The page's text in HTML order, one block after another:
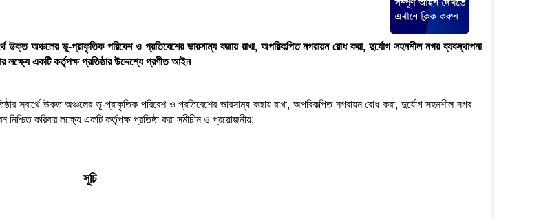
উক্ত অঞ্চলের ভূ-প্রাকৃতিক পরিবেশ ও প্রতিবেশের ভারসাম্য বজায় রাখা, অপরিকল্পিত নগরায়ন রোধ করা, দুর্যোগ সহনশীল নগর ব্যবস্থাপনা
লক্ষ্যে একটি কর্তৃপক্ষ প্রতিষ্ঠার উদ্দেশ্যে প্রণীত আইন
স্বার্থে উক্ত অঞ্চলের ভূ-প্রাকৃতিক পরিবেশ ও প্রতিবেশের ভারসাম্য বজায় রাখা, অপরিকল্পিত নগরায়ন রোধ করা, দুর্যোগ সহনশীল নগর
করিবার লক্ষ্যে একটি কর্তৃপক্ষ প্রতিষ্ঠা করা সমীচীন ও প্রয়োজনীয়;
সূচি